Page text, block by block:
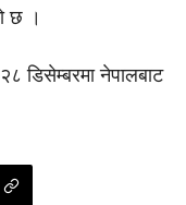
छ ।
डिसेम्बरमा नेपालबाट